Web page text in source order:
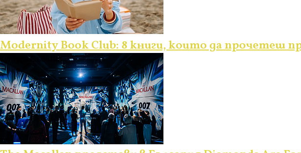
Modernity Book Club: 8 книги, които да прочетеш
Култура Събития